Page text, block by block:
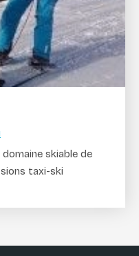
skiable de
taxi-ski